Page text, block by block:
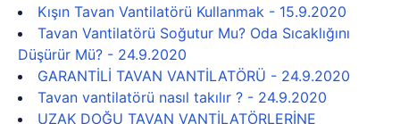
Kışın Tavan Vantilatörü Kullanmak - 15.9.2020
Tavan Vantilatörü Soğutur Mu? Oda Sıcaklığını
Düşürür Mü? - 24.9.2020
GARANTİLİ TAVAN VANTİLATÖRÜ - 24.9.2020
Tavan vantilatörü nasıl takılır ? - 24.9.2020
UZAK DOĞU TAVAN VANTİLATÖRLERİNE